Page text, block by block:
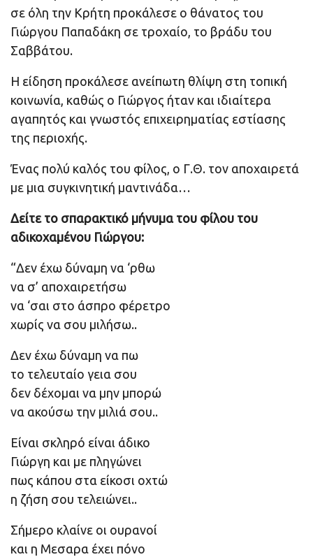
σε όλη την Κρήτη προκάλεσε ο θάνατος του
Γιώργου Παπαδάκη σε τροχαίο, το βράδυ του
Σαββάτου.
Η είδηση προκάλεσε ανείπωτη θλίψη στη τοπική
κοινωνία, καθώς ο Γιώργος ήταν και ιδιαίτερα
αγαπητός και γνωστός επιχειρηματίας εστίασης
της περιοχής.
Ένας πολύ καλός του φίλος, ο Γ.Θ. τον αποχαιρετά
με μια συγκινητική μαντινάδα…
Δείτε το σπαρακτικό μήνυμα του φίλου του
αδικοχαμένου Γιώργου:
“Δεν έχω δύναμη να ‘ρθω
να σ’ αποχαιρετήσω
να ‘σαι στο άσπρο φέρετρο
χωρίς να σου μιλήσω..
Δεν έχω δύναμη να πω
το τελευταίο γεια σου
δεν δέχομαι να μην μπορώ
να ακούσω την μιλιά σου..
Είναι σκληρό είναι άδικο
Γιώργη και με πληγώνει
πως κάπου στα είκοσι οχτώ
η ζήση σου τελειώνει..
Σήμερο κλαίνε οι ουρανοί
και η Μεσαρα έχει πόνο